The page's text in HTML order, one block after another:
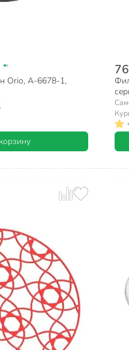
Orio, А-6678-1,